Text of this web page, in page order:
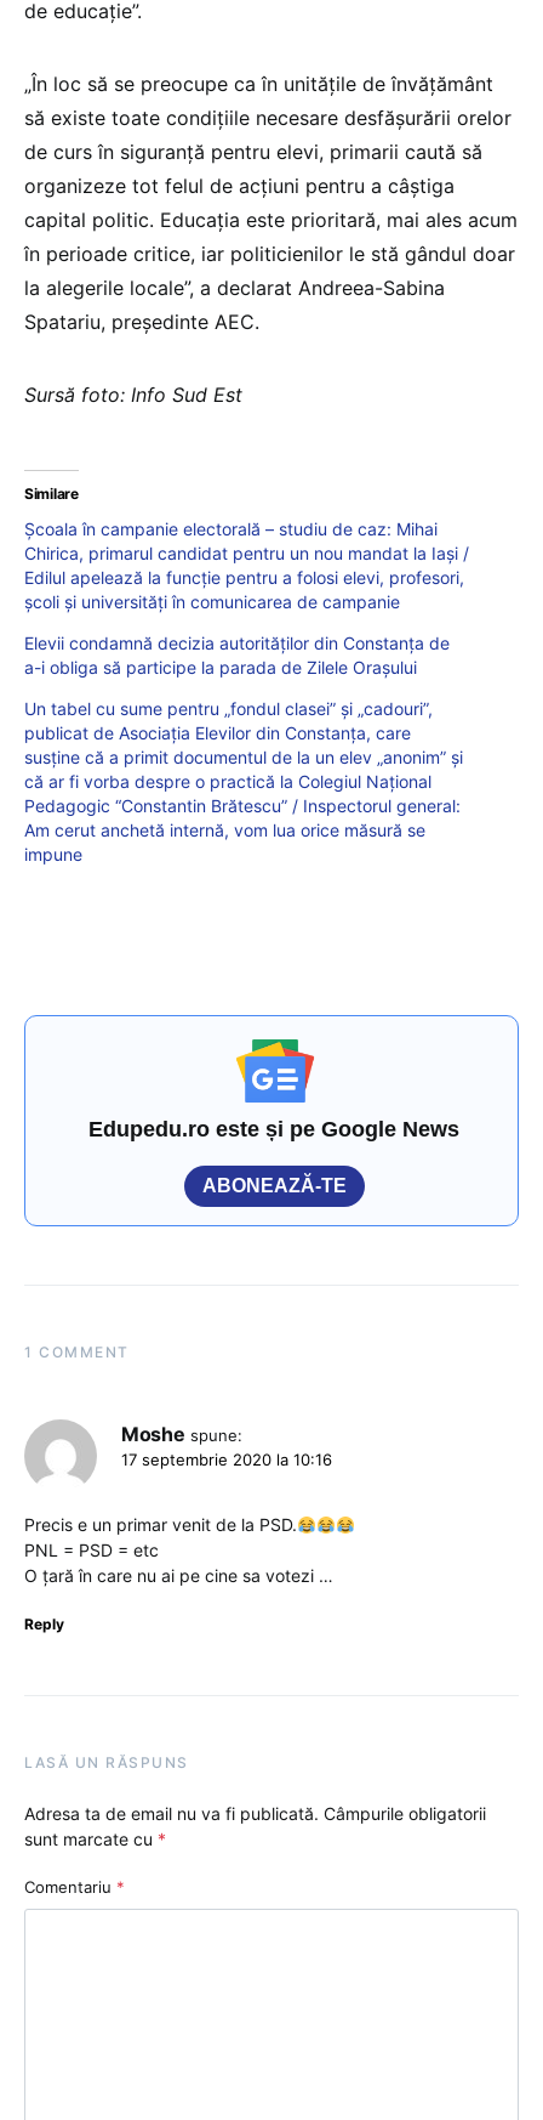
de educație”.
„În loc să se preocupe ca în unitățile de învățământ
să existe toate condițiile necesare desfășurării orelor
de curs în siguranță pentru elevi, primarii caută să
organizeze tot felul de acțiuni pentru a câștiga
capital politic. Educația este prioritară, mai ales acum
în perioade critice, iar politicienilor le stă gândul doar
la alegerile locale”, a declarat Andreea-Sabina
Spatariu, președinte AEC.
Sursă foto: Info Sud Est
Similare
Școala în campanie electorală – studiu de caz: Mihai
Chirica, primarul candidat pentru un nou mandat la Iași /
Edilul apelează la funcție pentru a folosi elevi, profesori,
școli și universități în comunicarea de campanie
Elevii condamnă decizia autorităților din Constanța de
a-i obliga să participe la parada de Zilele Orașului
Un tabel cu sume pentru „fondul clasei” și „cadouri”,
publicat de Asociația Elevilor din Constanța, care
susține că a primit documentul de la un elev „anonim” și
că ar fi vorba despre o practică la Colegiul Național
Pedagogic “Constantin Brătescu” / Inspectorul general:
Am cerut anchetă internă, vom lua orice măsură se
impune
Edupedu.ro este și pe Google News
ABONEAZĂ-TE
1 COMMENT
Moshe spune:
17 septembrie 2020 la 10:16
Precis e un primar venit de la PSD.
PNL = PSD = etc
O țară în care nu ai pe cine sa votezi …
Reply
LASĂ UN RĂSPUNS
Adresa ta de email nu va fi publicată. Câmpurile obligatorii
sunt marcate cu *
Comentariu *